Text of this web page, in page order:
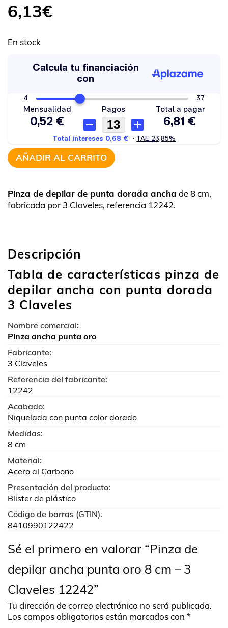
6,13€
En stock
AÑADIR AL CARRITO
Pinza de depilar de punta dorada ancha de 8 cm,
fabricada por 3 Claveles, referencia 12242.
Descripción
Tabla de características pinza de
depilar ancha con punta dorada
3 Claveles
Nombre comercial:
Pinza ancha punta oro
Fabricante:
3 Claveles
Referencia del fabricante:
12242
Acabado:
Niquelada con punta color dorado
Medidas:
8 cm
Material:
Acero al Carbono
Presentación del producto:
Blister de plástico
Código de barras (GTIN):
8410990122422
Sé el primero en valorar “Pinza de
depilar ancha punta oro 8 cm – 3
Claveles 12242”
Tu dirección de correo electrónico no será publicada.
Los campos obligatorios están marcados con *